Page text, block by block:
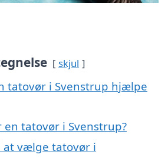
skjul
tatovør i Svenstrup hjælpe
en tatovør i Svenstrup?
at vælge tatovør i